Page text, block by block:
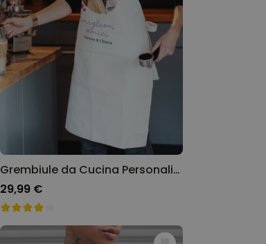
Grembiule da Cucina Personalizzato con Foto e Testo
29,99 €